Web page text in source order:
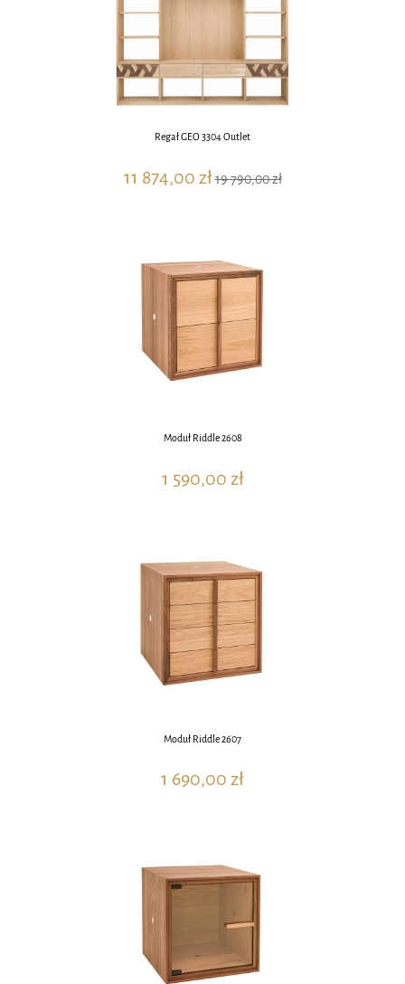
Regał GEO 3304 Outlet
11 874,00 zł19 790,00 zł
Moduł Riddle 2608
1 590,00 zł
Moduł Riddle 2607
1 690,00 zł